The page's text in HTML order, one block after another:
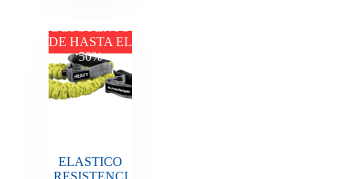
DE HASTA EL
50%
ELASTICO